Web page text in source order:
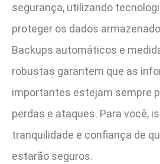
segurança, utilizando
proteger os dados
Backups automáticos e
robustas garantem que as
importantes estejam sempre
perdas e ataques. Para você,
tranquilidade e confiança de
estarão seguros.